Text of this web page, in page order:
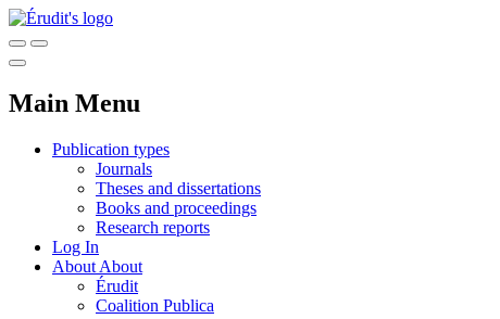
Main Menu
Publication types
Journals
Theses and dissertations
Books and proceedings
Research reports
Log In
About About
Érudit
Coalition Publica